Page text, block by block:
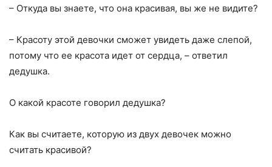
– Откуда вы знаете, что она красивая, вы же не видите?
– Красоту этой девочки сможет увидеть даже слепой,
потому что ее красота идет от сердца, – ответил
дедушка.
О какой красоте говорил дедушка?
Как вы считаете, которую из двух девочек можно
считать красивой?